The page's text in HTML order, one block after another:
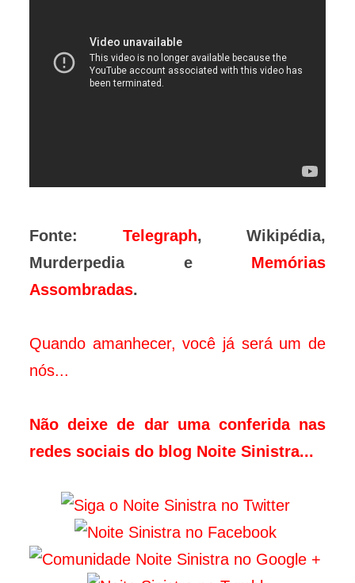
Fonte: Telegraph, Wikipédia,
Murderpedia e Memórias
Assombradas.
Quando amanhecer, você já será um de
nós...
Não deixe de dar uma conferida nas
redes sociais do blog Noite Sinistra...